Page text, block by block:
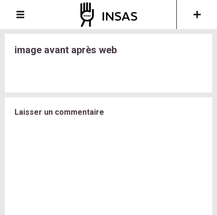
image avant après web
Laisser un commentaire